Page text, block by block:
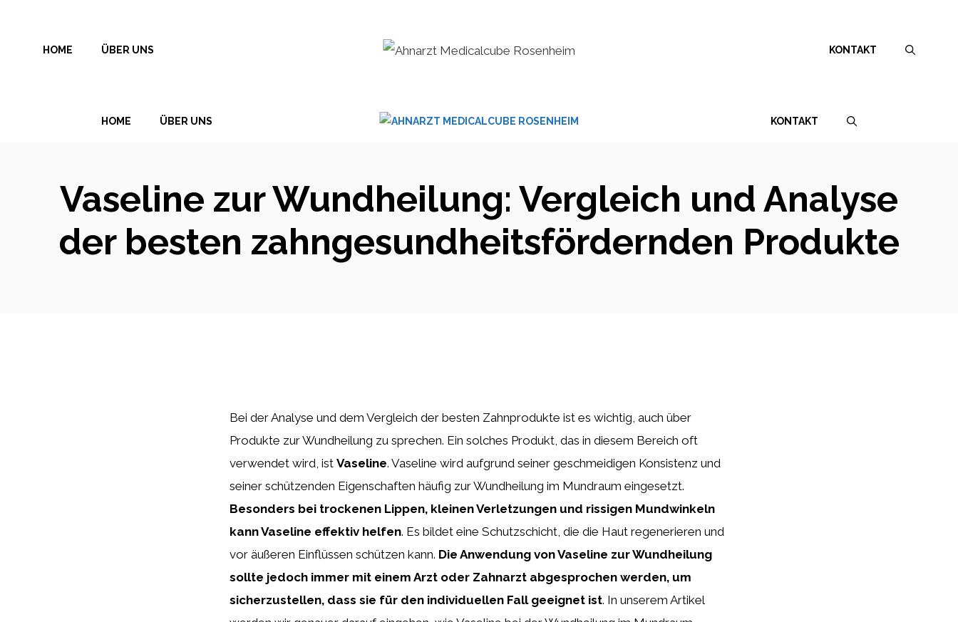
springenHOME ÜBER UNS KONTAKT
HOME ÜBER UNS KONTAKT
Vaseline zur Wundheilung: Vergleich und Analyse
der besten zahngesundheitsfördernden Produkte
Bei der Analyse und dem Vergleich der besten Zahnprodukte ist es wichtig, auch über
Produkte zur Wundheilung zu sprechen. Ein solches Produkt, das in diesem Bereich oft
verwendet wird, ist Vaseline. Vaseline wird aufgrund seiner geschmeidigen Konsistenz und
seiner schützenden Eigenschaften häufig zur Wundheilung im Mundraum eingesetzt.
Besonders bei trockenen Lippen, kleinen Verletzungen und rissigen Mundwinkeln
kann Vaseline effektiv helfen. Es bildet eine Schutzschicht, die die Haut regenerieren und
vor äußeren Einflüssen schützen kann. Die Anwendung von Vaseline zur Wundheilung
sollte jedoch immer mit einem Arzt oder Zahnarzt abgesprochen werden, um
sicherzustellen, dass sie für den individuellen Fall geeignet ist. In unserem Artikel